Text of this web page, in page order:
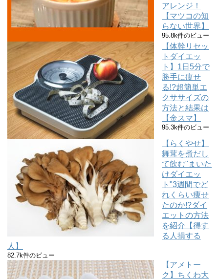
アレンジ！
【マツコの知
らない世界】
95.8k件のビュー
【体幹リセッ
トダイエッ
ト】1日5分で
勝手に痩せ
る!?超簡単エ
クササイズの
方法と結果は
【金スマ】
95.3k件のビュー
【らくやせ】
舞茸を煮だし
て飲む"まいた
けダイエッ
ト"3週間でど
れくらい痩せ
たのか!?ダイ
エットの方法
を紹介【得す
る人損する
人】
82.7k件のビュー
【アメトー
ク】ちくわ大